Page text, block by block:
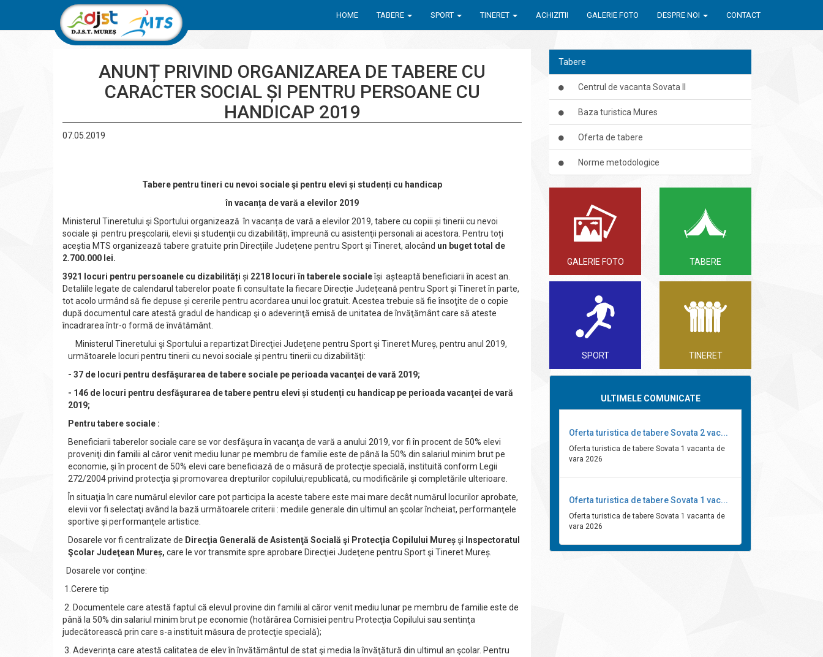
HOME TABERE SPORT TINERET ACHIZITII GALERIE FOTO DESPRE NOI CONTACT
ANUNȚ PRIVIND ORGANIZAREA DE TABERE CU
CARACTER SOCIAL ȘI PENTRU PERSOANE CU
HANDICAP 2019
07.05.2019
Tabere pentru tineri cu nevoi sociale şi pentru elevi și studenți cu handicap
în vacanța de vară a elevilor 2019
Ministerul Tineretului şi Sportului organizează în vacanța de vară a elevilor 2019, tabere cu copiii și tinerii cu nevoi
sociale și pentru preşcolarii, elevii şi studenţii cu dizabilități, împreună cu asistenţii personali ai acestora. Pentru toți
aceștia MTS organizează tabere gratuite prin Direcțiile Județene pentru Sport și Tineret, alocând un buget total de
2.700.000 lei.
3921 locuri pentru persoanele cu dizabilități și 2218 locuri în taberele socialeîși așteaptă beneficiarii în acest an.
Detaliile legate de calendarul taberelor poate fi consultate la fiecare Direcție Județeană pentru Sport și Tineret în parte,
tot acolo urmând să fie depuse și cererile pentru acordarea unui loc gratuit. Acestea trebuie să fie însoţite de o copie
după documentul care atestă gradul de handicap şi o adeverinţă emisă de unitatea de învăţământ care să ateste
încadrarea într-o formă de învătământ.
Ministerul Tineretului şi Sportului a repartizat Direcţiei Judeţene pentru Sport şi Tineret Mureș, pentru anul 2019,
următoarele locuri pentru tinerii cu nevoi sociale şi pentru tinerii cu dizabilităţi:
- 37 de locuri pentru desfăşurarea de tabere sociale pe perioada vacanţei de vară 2019;
- 146 de locuri pentru desfăşurarea de tabere pentru elevi și studenți cu handicap pe perioada vacanţei de vară
2019;
Pentru tabere sociale :
Beneficiarii taberelor sociale care se vor desfăşura în vacanţa de vară a anului 2019, vor fi în procent de 50% elevi
proveniţi din familii al căror venit mediu lunar pe membru de familie este de până la 50% din salariul minim brut pe
economie, şi în procent de 50% elevi care beneficiază de o măsură de protecţie specială, instituită conform Legii
272/2004 privind protecţia şi promovarea drepturilor copilului,republicată, cu modificările şi completările ulterioare.
În situaţia în care numărul elevilor care pot participa la aceste tabere este mai mare decât numărul locurilor aprobate,
elevii vor fi selectaţi având la bază următoarele criterii : mediile generale din ultimul an şcolar încheiat, performanţele
sportive şi performanţele artistice.
Dosarele vor fi centralizate de Direcţia Generală de Asistenţă Socială şi Protecţia Copilului Mureșşi Inspectoratul
Şcolar Judeţean Mureș, care le vor transmite spre aprobare Direcţiei Judeţene pentru Sport şi Tineret Mureș.
Dosarele vor conţine:
1.Cerere tip
2. Documentele care atestă faptul că elevul provine din familii al căror venit mediu lunar pe membru de familie este de
până la 50% din salariul minim brut pe economie (hotărârea Comisiei pentru Protecţia Copilului sau sentinţa
judecătorească prin care s-a instituit măsura de protecţie specială);
3. Adeverinţa care atestă calitatea de elev în învătământul de stat şi media la învăţătură din ultimul an şcolar. Pentru
Tabere
Centrul de vacanta Sovata II
Baza turistica Mures
Oferta de tabere
Norme metodologice
GALERIE FOTO TABERE
SPORT TINERET
ULTIMELE COMUNICATE
Oferta turistica de tabere Sovata 2 vac...
Oferta turistica de tabere Sovata 1 vacanta de
vara 2026
Oferta turistica de tabere Sovata 1 vac...
Oferta turistica de tabere Sovata 1 vacanta de
vara 2026